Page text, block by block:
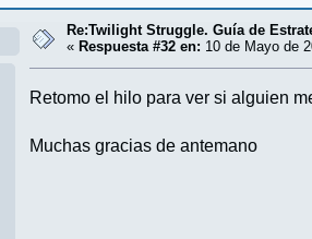
Re:Twilight Struggle. Guía de
« Respuesta #32 en: 10 de Mayo de
Retomo el hilo para ver si alguien
Muchas gracias de antemano